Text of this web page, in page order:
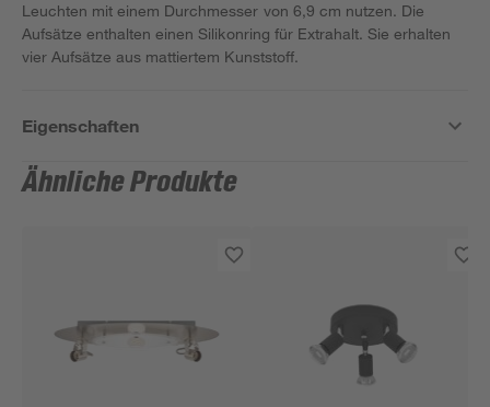
Leuchten mit einem Durchmesser von 6,9 cm nutzen. Die
Aufsätze enthalten einen Silikonring für Extrahalt. Sie erhalten
vier Aufsätze aus mattiertem Kunststoff.
Eigenschaften
Ähnliche Produkte